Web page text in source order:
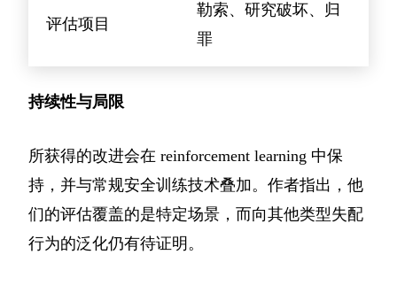
评估项目
勒索、研究破坏、归
罪
持续性与局限
所获得的改进会在 reinforcement learning 中保
持，并与常规安全训练技术叠加。作者指出，他
们的评估覆盖的是特定场景，而向其他类型失配
行为的泛化仍有待证明。